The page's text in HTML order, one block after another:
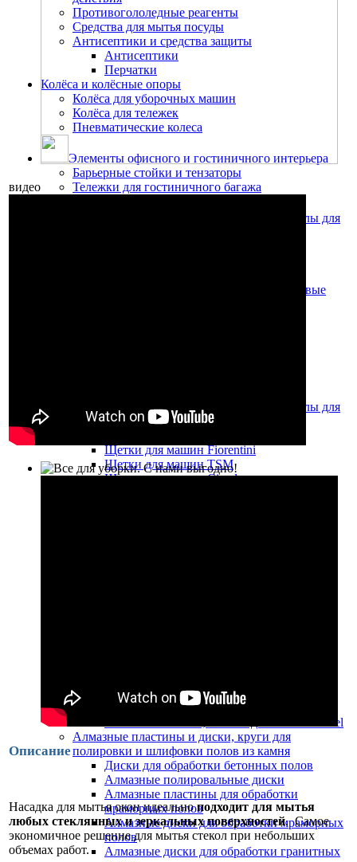
Противогололедные реагенты
Средства для мытья посуды
Антисептики и средства защиты
Антисептики
Перчатки
Колёса и колёсные опоры
Колёса для уборочных машин
Колёса для тележек
Пневматические колеса
Элементы офисного и гостиничного интерьера
Барьерные стойки и тензаторы
Тележки для гостиничного багажа
Запчасти, аксессуары и расходные материалы для
Насадки для сбора жидкости, резиновые
Запчасти, аксессуары и расходные материалы для
поломоечных машин
Щетки для машин Fiorentini
Щетки для машин TSM
Щетки для машин Cimel
Резиновые лезвия, стяжки для машин
Резиновые лезвия, стяжки для машин Cimel
Алмазные пластины и диски, круги для
полировки и шлифовки полов из камня
Диски для обработки бетонных полов
Алмазные полировальные диски
Алмазные пластины для обработки
мраморных полов
Алмазные диски для обработки мраморных
полов
Алмазные диски для обработки гранитных
видео
Описание
Насадка для мытья окон идеальноподходит для мытья
любых стеклянных и зеркальных поверхностей. Самое
экономичное решение для мытья стекол при небольших
объемах работ.